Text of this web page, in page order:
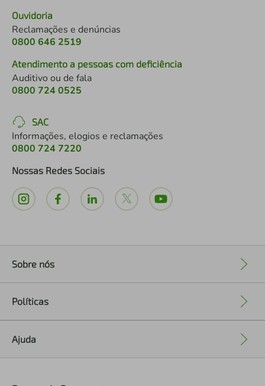
Ouvidoria
Reclamações e denúncias
0800 646 2519
Atendimento a pessoas com deficiência
Auditivo ou de fala
0800 724 0525
SAC
Informações, elogios e reclamações
0800 724 7220
Nossas Redes Sociais
Sobre nós
Políticas
Ajuda